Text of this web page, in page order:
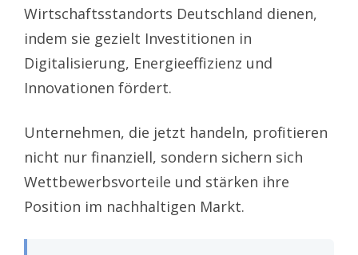
Wirtschaftsstandorts Deutschland dienen,
indem sie gezielt Investitionen in
Digitalisierung, Energieeffizienz und
Innovationen fördert.
Unternehmen, die jetzt handeln, profitieren
nicht nur finanziell, sondern sichern sich
Wettbewerbsvorteile und stärken ihre
Position im nachhaltigen Markt.